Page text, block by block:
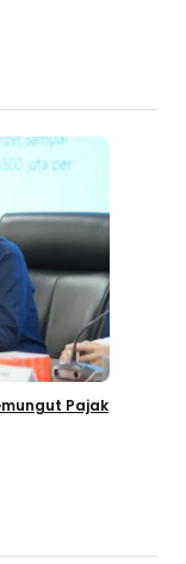
Pajak